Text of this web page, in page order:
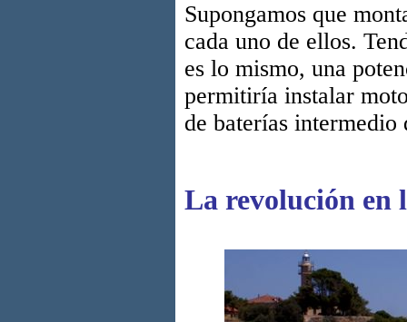
Supongamos que
cada uno de ellos.
es lo mismo, una
permitiría instalar
de baterías intermedio
La revolución en